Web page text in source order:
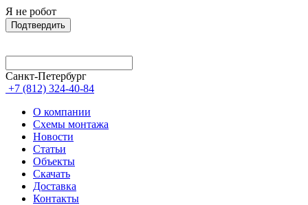
Я не робот
Подтвердить
Санкт-Петербург
+7 (812) 324-40-84
О компании
Схемы монтажа
Новости
Статьи
Объекты
Скачать
Доставка
Контакты